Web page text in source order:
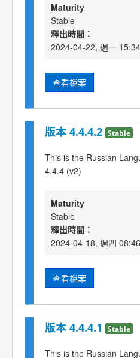
Maturity
Stable
釋出時間：
2024-04-22, 週一 15:34
查看檔案
版本 4.4.4.2 Stable
This is the Russian
4.4.4 (v2)
Maturity
Stable
釋出時間：
2024-04-18, 週四 08:46
查看檔案
版本 4.4.4.1 Stable
This is the Russian